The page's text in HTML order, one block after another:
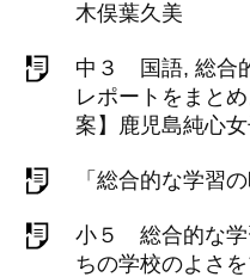
木俣葉久美
中３ 国語, 総合
レポートをまと
案】鹿児島純心
「総合的な学習
小５ 総合的な
ちの学校のよさ